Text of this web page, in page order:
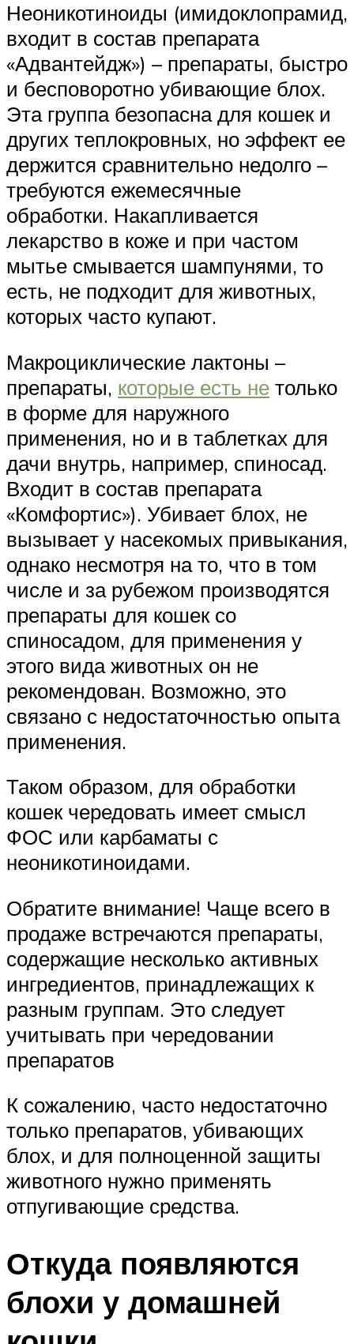
Неоникотиноиды (имидоклопрамид,
входит в состав препарата
«Адвантейдж») – препараты, быстро
и бесповоротно убивающие блох.
Эта группа безопасна для кошек и
других теплокровных, но эффект ее
держится сравнительно недолго –
требуются ежемесячные
обработки. Накапливается
лекарство в коже и при частом
мытье смывается шампунями, то
есть, не подходит для животных,
которых часто купают.
Макроциклические лактоны –
препараты, которые есть не только
в форме для наружного
применения, но и в таблетках для
дачи внутрь, например, спиносад.
Входит в состав препарата
«Комфортис»). Убивает блох, не
вызывает у насекомых привыкания,
однако несмотря на то, что в том
числе и за рубежом производятся
препараты для кошек со
спиносадом, для применения у
этого вида животных он не
рекомендован. Возможно, это
связано с недостаточностью опыта
применения.
Таком образом, для обработки
кошек чередовать имеет смысл
ФОС или карбаматы с
неоникотиноидами.
Обратите внимание! Чаще всего в
продаже встречаются препараты,
содержащие несколько активных
ингредиентов, принадлежащих к
разным группам. Это следует
учитывать при чередовании
препаратов
К сожалению, часто недостаточно
только препаратов, убивающих
блох, и для полноценной защиты
животного нужно применять
отпугивающие средства.
Откуда появляются
блохи у домашней